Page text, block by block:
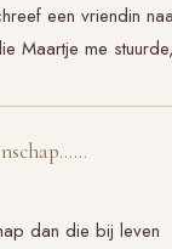
een vriendin
Maartje me
dan die bij leven